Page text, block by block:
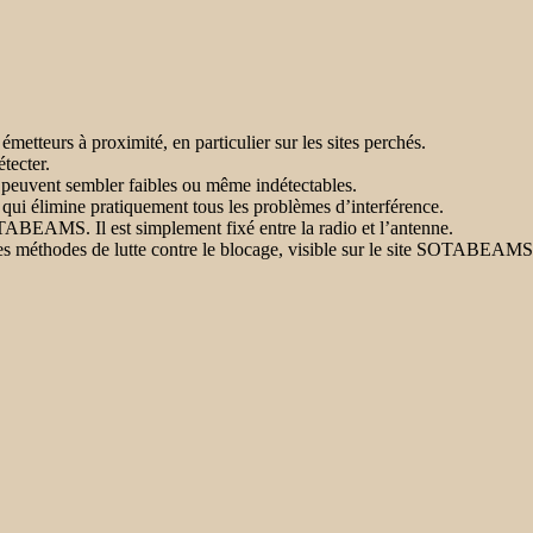
à proximité, en particulier sur les sites perchés.
sembler faibles ou même indétectables.
élimine pratiquement tous les problèmes d’interférence.
Il est simplement fixé entre la radio et l’antenne.
de lutte contre le blocage, visible sur le site